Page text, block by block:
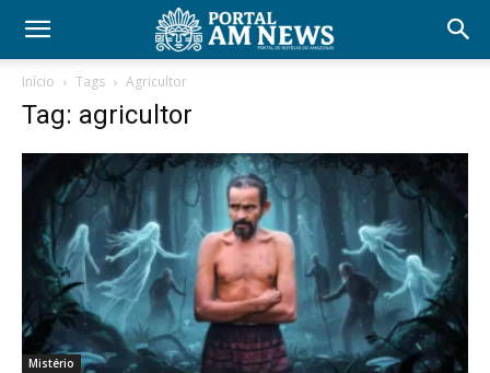
Início Tags Agricultor
Tag: agricultor
Mistério